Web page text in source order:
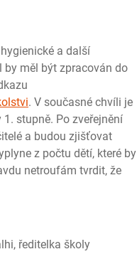
a další
měl být zpracován do
. V současné chvíli je
stupně. Po zveřejnění
a budou zjišťovat
z počtu dětí, které by
netroufám tvrdit, že
školy